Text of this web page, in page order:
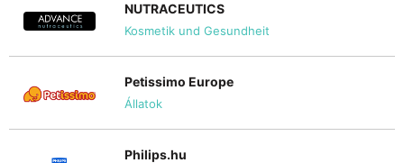
NUTRACEUTICS
Kosmetik und Gesundheit
Petissimo Europe
Állatok
Philips.hu